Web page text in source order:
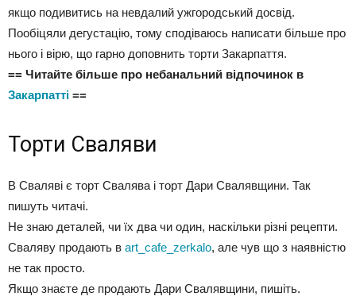
якщо подивитись на невдалий ужгородський досвід.
Пообіцяли дегустацію, тому сподіваюсь написати більше про
нього і вірю, що гарно доповнить торти Закарпаття.
== Читайте більше про небанальний відпочинок в
Закарпатті ==
Торти Сваляви
В Сваляві є торт Свалява і торт Дари Свалявщини. Так
пишуть читачі.
Не знаю деталей, чи їх два чи один, наскільки різні рецепти.
Сваляву продають в art_cafe_zerkalo, але чув що з наявністю
не так просто.
Якщо знаєте де продають Дари Свалявщини, пишіть.